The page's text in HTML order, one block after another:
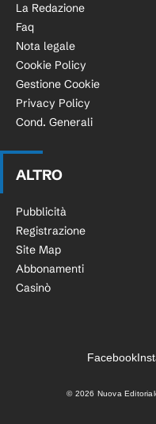
La Redazione
Faq
Nota legale
Cookie Policy
Gestione Cookie
Privacy Policy
Cond. Generali
ALTRO
Pubblicità
Registrazione
Site Map
Abbonamenti
Casinò
Facebook
© 2026 Nuova